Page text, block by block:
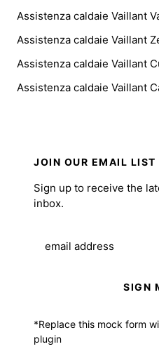
Assistenza caldaie Vaillant
Assistenza caldaie Vaillant
Assistenza caldaie Vaillant
Assistenza caldaie Vaillant
JOIN OUR EMAIL LIST
Sign up to receive the
inbox.
email address
SIGN
*Replace this mock form
plugin